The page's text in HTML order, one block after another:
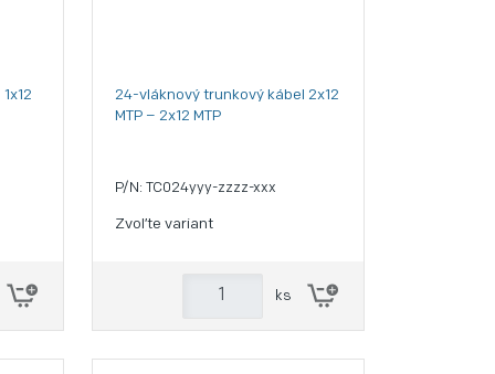
24-vláknový trunkový kábel 2x12
MTP – 2x12 MTP
P/N: TC024yyy-zzzz-xxx
Zvoľte variant
ks